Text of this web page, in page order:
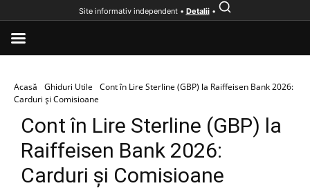
Acasă Ghiduri Utile
Cont în Lire Sterline (GBP) la Raiffeisen Bank 2026:
Carduri și Comisioane
Cont în Lire Sterline (GBP) la
Raiffeisen Bank 2026:
Carduri și Comisioane
Site informativ independent • Detalii•